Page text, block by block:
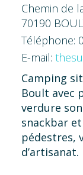
Chemin de
70190
Téléphone:
E-mail:
Camping
Boult avec
verdure
snackbar
pédestres,
d’artisanat.